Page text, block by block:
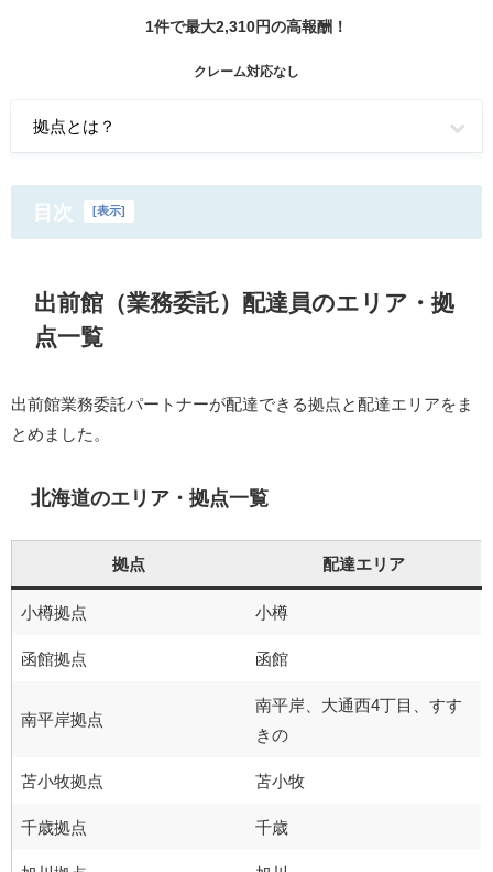
1件で最大2,310円の高報酬！
クレーム対応なし
拠点とは？
目次 [表示]
出前館（業務委託）配達員のエリア・拠
点一覧
出前館業務委託パートナーが配達できる拠点と配達エリアをま
とめました。
北海道のエリア・拠点一覧
拠点 配達エリア
小樽拠点 小樽
函館拠点 函館
南平岸拠点
南平岸、大通西4丁目、すす
きの
苫小牧拠点 苫小牧
千歳拠点 千歳